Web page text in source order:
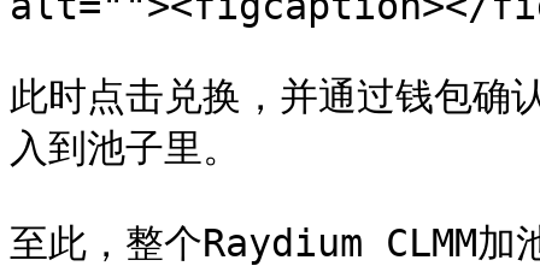
此时点击兑换，并通过钱包确
入到池子里。
至此，整个Raydium CLMM加